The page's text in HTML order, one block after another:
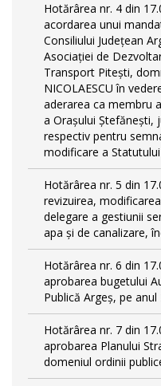
Hotărârea nr. 4 din
acordarea unui
Consiliului Județean
Asociației de
Transport Pitești,
NICOLAESCU în
aderarea ca membru
a Orașului Ștefănești,
respectiv pentru
modificare a
Hotărârea nr. 5 din
revizuirea,
delegare a gestiunii
apa și de canalizare,
Hotărârea nr. 6 din
aprobarea bugetului
Publică Argeș, pe anul
Hotărârea nr. 7 din
aprobarea Planului
domeniul ordinii